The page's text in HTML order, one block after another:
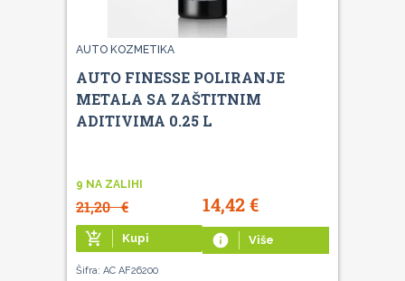
AUTO KOZMETIKA
AUTO FINESSE POLIRANJE
METALA SA ZAŠTITNIM
ADITIVIMA 0.25 L
9 NA ZALIHI
21,20€ 14,42€
add_shopping_cart Kupi info Više
Šifra: AC AF26200